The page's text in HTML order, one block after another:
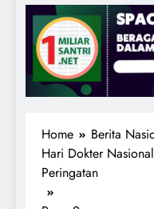
Home
Berita
Hari Dokter
Peringatan